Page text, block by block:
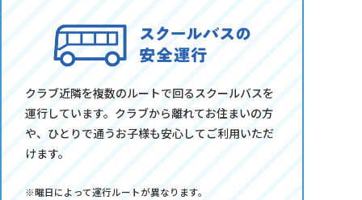
クラブ近隣を複数のルートで回るスクールバスを
運行しています。クラブから離れてお住まいの方
や、ひとりで通うお子様も安心してご利用いただ
けます。
※曜日によって運行ルートが異なります。